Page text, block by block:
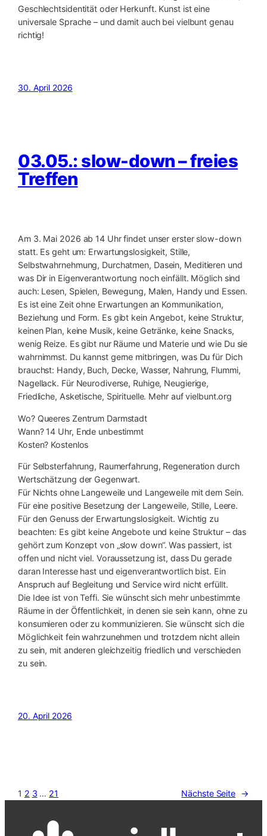
Geschlechtsidentität oder Herkunft. Kunst ist eine
universale Sprache – und damit auch bei vielbunt genau
richtig!
30. April 2026
03.05.: slow-down – freies
Treffen
Am 3. Mai 2026 ab 14 Uhr findet unser erster slow-down
statt. Es geht um: Erwartungslosigkeit, Stille,
Selbstwahrnehmung, Durchatmen, Dasein, Meditieren und
was Dir in Eigenverantwortung noch einfällt. Möglich sind
auch: Lesen, Spielen, Bewegung, Malen, Handy und Essen.
Es ist eine Zeit ohne Erwartungen an Kommunikation,
Beziehung und Form. Es gibt kein Angebot, keine Struktur,
keinen Plan, keine Musik, keine Getränke, keine Snacks,
wenig Reize. Es gibt nur Räume und Materie und wie Du sie
wahrnimmst. Du kannst gerne mitbringen, was Du für Dich
brauchst: Handy, Buch, Decke, Wasser, Nahrung, Flummi,
Nagellack. Für Neurodiverse, Ruhige, Neugierige,
Friedliche, Asketische, Spirituelle. Mehr auf vielbunt.org
Wo? Queeres Zentrum Darmstadt
Wann? 14 Uhr, Ende unbestimmt
Kosten? Kostenlos
Für Selbsterfahrung, Raumerfahrung, Regeneration durch
Wertschätzung der Gegenwart.
Für Nichts ohne Langeweile und Langeweile mit dem Sein.
Für eine positive Besetzung der Langeweile, Stille, Leere.
Für den Genuss der Erwartungslosigkeit. Wichtig zu
beachten: Es gibt keine Angebote und keine Struktur – das
gehört zum Konzept von „slow down“. Was passiert, ist
offen und nicht viel. Voraussetzung ist, dass Du gerade
daran Interesse hast und eigenverantwortlich bist. Ein
Anspruch auf Begleitung und Service wird nicht erfüllt.
Die Idee ist von Teffi. Sie wünscht sich mehr unbestimmte
Räume in der Öffentlichkeit, in denen sie sein kann, ohne zu
konsumieren oder zu kommunizieren. Sie wünscht sich die
Möglichkeit fein wahrzunehmen und trotzdem nicht allein
zu sein, mit anderen gleichzeitig friedlich und verschieden
zu sein.
20. April 2026
1 2 3 … 21 Nächste Seite →